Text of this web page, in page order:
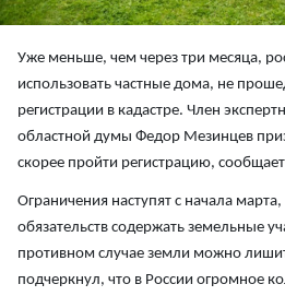
Уже меньше, чем через три месяца,
использовать частные дома, не
регистрации в кадастре. Член
областной думы Федор Мезинцев
скорее пройти регистрацию,
Ограничения наступят с начала
обязательств содержать земельные
противном случае земли можно
подчеркнул, что в России огромное